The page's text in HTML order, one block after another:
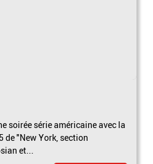
soirée série américaine avec la
"New York, section
et...